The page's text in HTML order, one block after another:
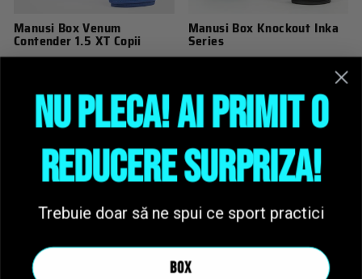
Manusi Box Venum
Contender 1.5 XT Copii
229,00 lei
Manusi Box Knockout Inka
Series
229,00 lei
Manusi Box Venum
Vandute toate
Manusi Box Twins Cu Siret
NU PLECA! AI PRIMIT O
REDUCERE SURPRIZA!
Trebuie doar să ne spui ce sport practici
BOX